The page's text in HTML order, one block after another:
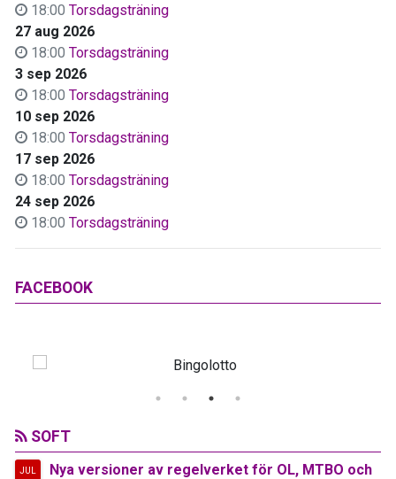
18:00 Torsdagsträning
27 aug 2026
18:00 Torsdagsträning
3 sep 2026
18:00 Torsdagsträning
10 sep 2026
18:00 Torsdagsträning
17 sep 2026
18:00 Torsdagsträning
24 sep 2026
18:00 Torsdagsträning
FACEBOOK
SOFT
JUL
Nya versioner av regelverket för OL, MTBO och